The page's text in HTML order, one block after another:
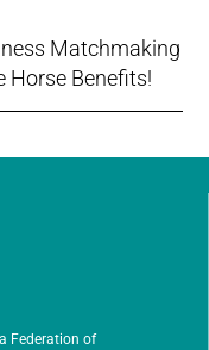
Matchmaking
Horse Benefits!
Federation of